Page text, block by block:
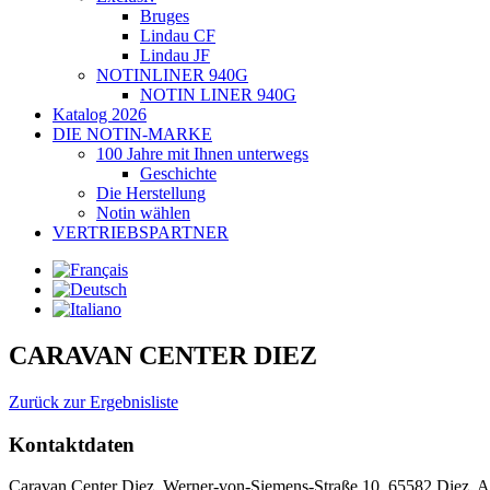
Bruges
Lindau CF
Lindau JF
NOTINLINER 940G
NOTIN LINER 940G
Katalog 2026
DIE NOTIN-MARKE
100 Jahre mit Ihnen unterwegs
Geschichte
Die Herstellung
Notin wählen
VERTRIEBSPARTNER
CARAVAN CENTER DIEZ
Zurück zur Ergebnisliste
Kontaktdaten